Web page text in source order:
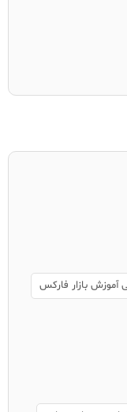
آموزش بازار فارکس